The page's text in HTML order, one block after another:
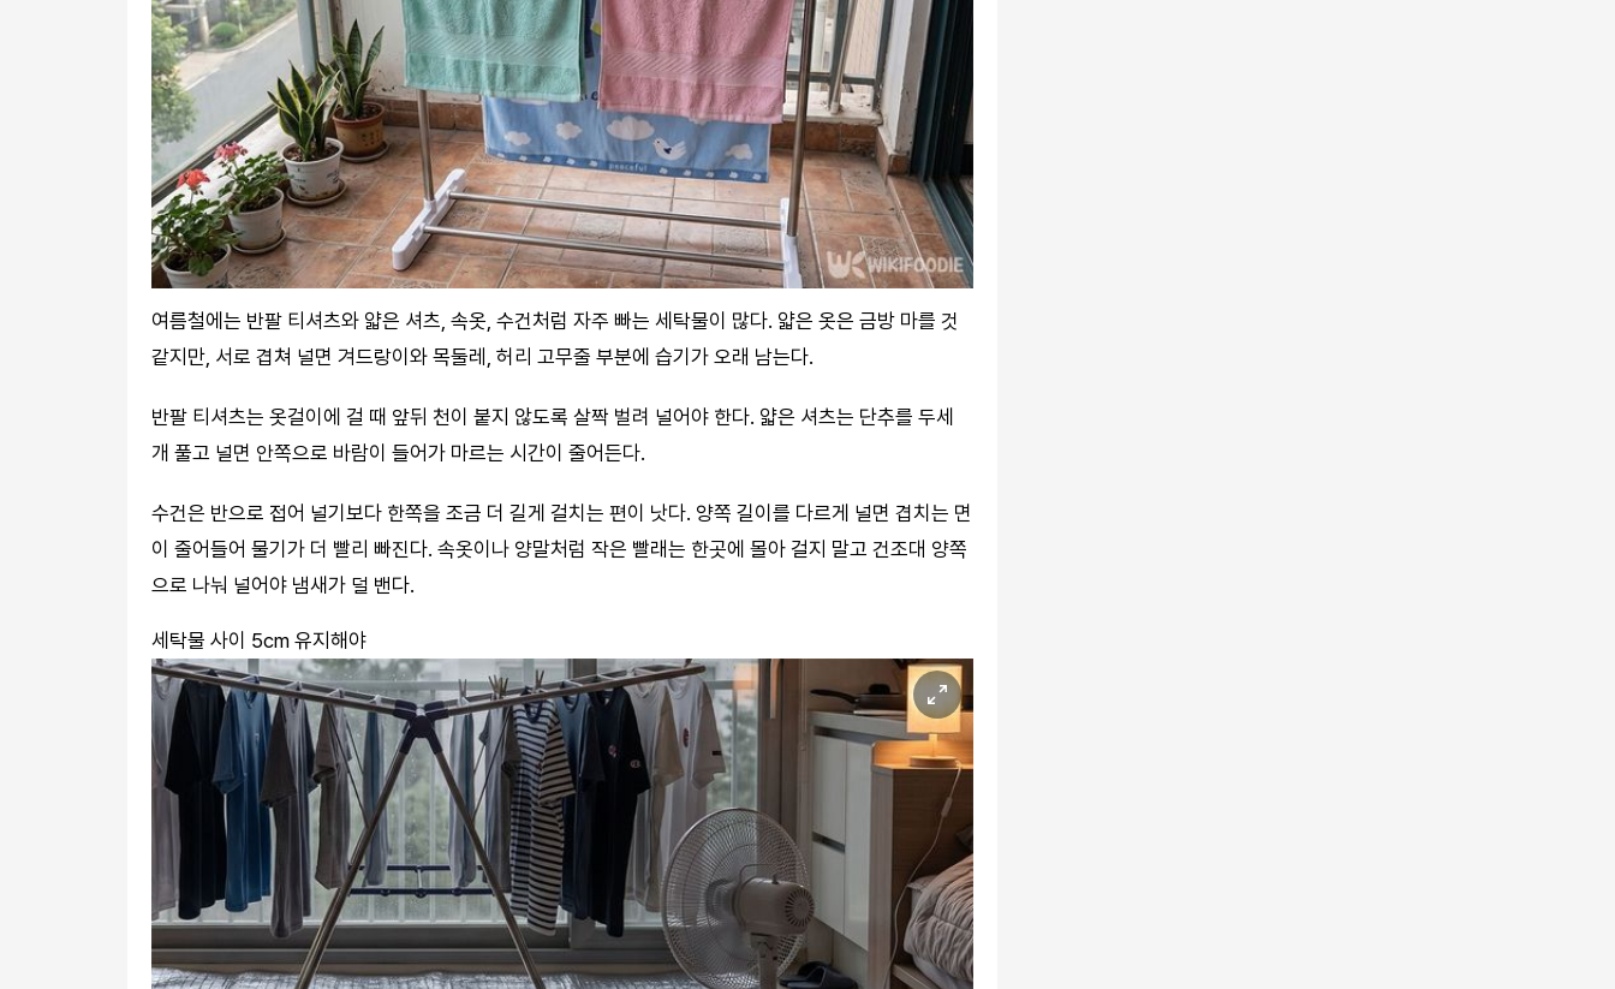
여름철에는 반팔 티셔츠와 얇은 셔츠, 속옷, 수건처럼 자주 빠는 세탁물이 많다. 얇은 옷은 금방 마를 것
같지만, 서로 겹쳐 널면 겨드랑이와 목둘레, 허리 고무줄 부분에 습기가 오래 남는다.
반팔 티셔츠는 옷걸이에 걸 때 앞뒤 천이 붙지 않도록 살짝 벌려 널어야 한다. 얇은 셔츠는 단추를 두세
개 풀고 널면 안쪽으로 바람이 들어가 마르는 시간이 줄어든다.
수건은 반으로 접어 널기보다 한쪽을 조금 더 길게 걸치는 편이 낫다. 양쪽 길이를 다르게 널면 겹치는 면
이 줄어들어 물기가 더 빨리 빠진다. 속옷이나 양말처럼 작은 빨래는 한곳에 몰아 걸지 말고 건조대 양쪽
으로 나눠 널어야 냄새가 덜 밴다.
세탁물 사이 5cm 유지해야